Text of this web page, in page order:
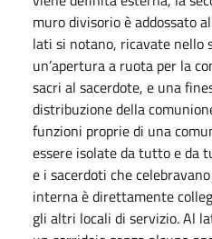
muro divisorio è addossato
lati si notano, ricavate nello
un’apertura a ruota per la
sacri al sacerdote, e una
distribuzione della
funzioni proprie di una
essere isolate da tutto e da
e i sacerdoti che
interna è direttamente
gli altri locali di servizio. Al